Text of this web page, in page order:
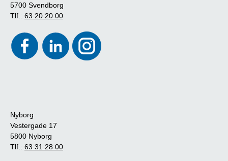
5700 Svendborg
Tlf.: 63 20 20 00
Nyborg
Vestergade 17
5800 Nyborg
Tlf.: 63 31 28 00